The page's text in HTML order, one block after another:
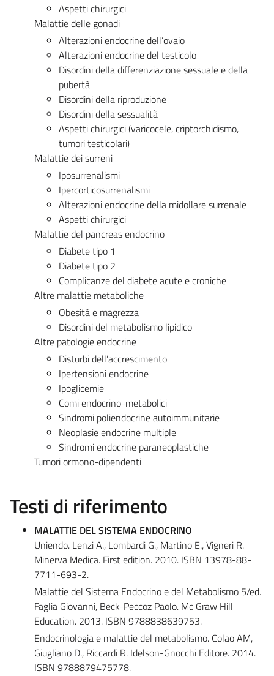
Aspetti chirurgici
Malattie delle gonadi
Alterazioni endocrine dell’ovaio
Alterazioni endocrine del testicolo
Disordini della differenziazione sessuale e della
pubertà
Disordini della riproduzione
Disordini della sessualità
Aspetti chirurgici (varicocele, criptorchidismo,
tumori testicolari)
Malattie dei surreni
Iposurrenalismi
Ipercorticosurrenalismi
Alterazioni endocrine della midollare surrenale
Aspetti chirurgici
Malattie del pancreas endocrino
Diabete tipo 1
Diabete tipo 2
Complicanze del diabete acute e croniche
Altre malattie metaboliche
Obesità e magrezza
Disordini del metabolismo lipidico
Altre patologie endocrine
Disturbi dell’accrescimento
Ipertensioni endocrine
Ipoglicemie
Comi endocrino-metabolici
Sindromi poliendocrine autoimmunitarie
Neoplasie endocrine multiple
Sindromi endocrine paraneoplastiche
Tumori ormono-dipendenti
Testi di riferimento
MALATTIE DEL SISTEMA ENDOCRINO
Uniendo. Lenzi A., Lombardi G., Martino E., Vigneri R.
Minerva Medica. First edition. 2010. ISBN 13978-88-
7711-693-2.
Malattie del Sistema Endocrino e del Metabolismo 5/ed.
Faglia Giovanni, Beck-Peccoz Paolo. Mc Graw Hill
Education. 2013. ISBN 9788838639753.
Endocrinologia e malattie del metabolismo. Colao AM,
Giugliano D., Riccardi R. Idelson-Gnocchi Editore. 2014.
ISBN 9788879475778.